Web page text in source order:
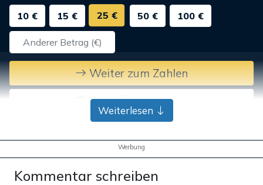
10 €
15 € 25 € 50 € 100 €
Weiter zum Zahlen
Bank-Überweisung
Weiterlesen
Werbung
Kommentar schreiben